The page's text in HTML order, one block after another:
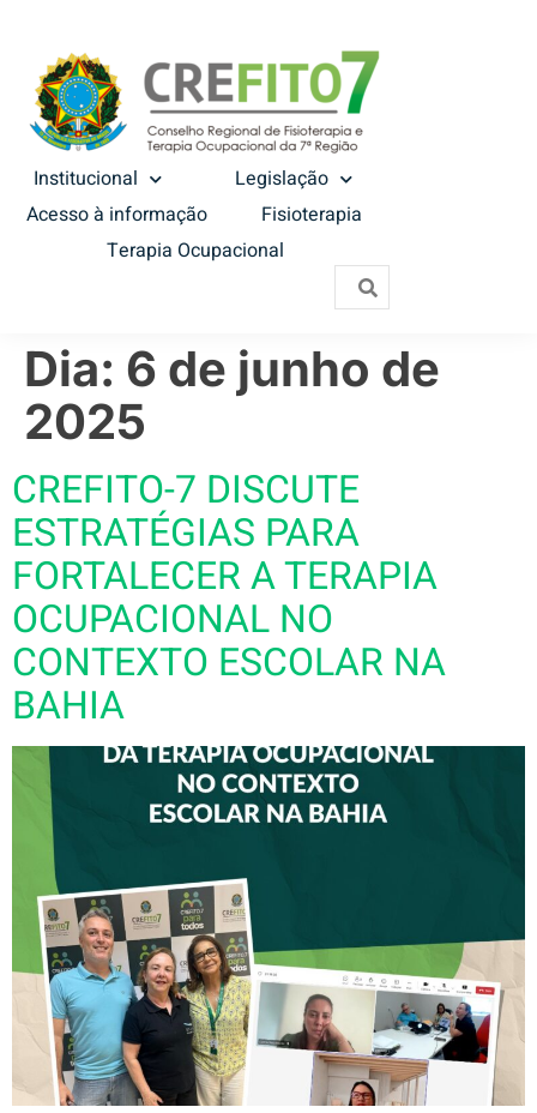
Institucional
Legislação
Acesso à informação
Fisioterapia
Terapia Ocupacional
Dia: 6 de junho de
2025
CREFITO-7 DISCUTE
ESTRATÉGIAS PARA
FORTALECER A TERAPIA
OCUPACIONAL NO
CONTEXTO ESCOLAR NA
BAHIA